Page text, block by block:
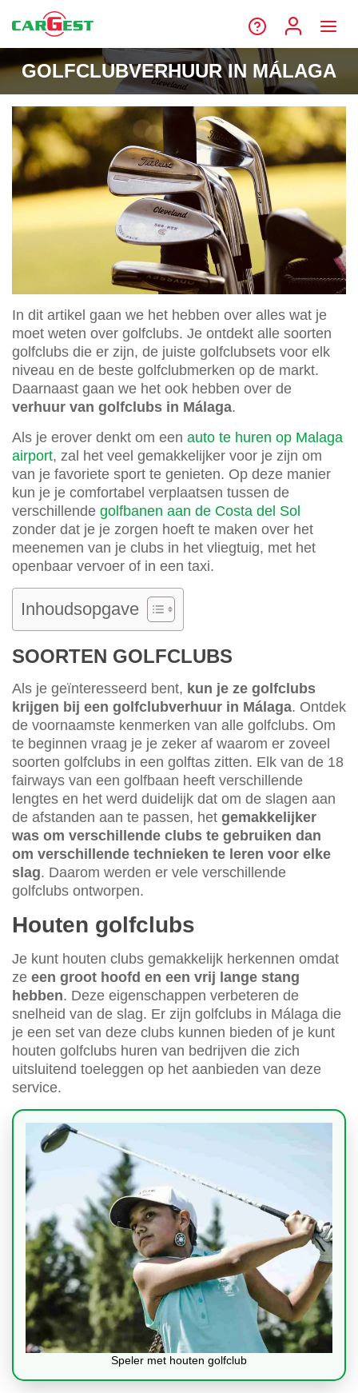
GOLFCLUBVERHUUR IN MÁLAGA
In dit artikel gaan we het hebben over alles wat je
moet weten over golfclubs. Je ontdekt alle soorten
golfclubs die er zijn, de juiste golfclubsets voor elk
niveau en de beste golfclubmerken op de markt.
Daarnaast gaan we het ook hebben over de
verhuur van golfclubs in Málaga.
Als je erover denkt om een auto te huren op Malaga
airport, zal het veel gemakkelijker voor je zijn om
van je favoriete sport te genieten. Op deze manier
kun je je comfortabel verplaatsen tussen de
verschillende golfbanen aan de Costa del Sol
zonder dat je je zorgen hoeft te maken over het
meenemen van je clubs in het vliegtuig, met het
openbaar vervoer of in een taxi.
Inhoudsopgave
SOORTEN GOLFCLUBS
Als je geïnteresseerd bent, kun je ze golfclubs
krijgen bij een golfclubverhuur in Málaga. Ontdek
de voornaamste kenmerken van alle golfclubs. Om
te beginnen vraag je je zeker af waarom er zoveel
soorten golfclubs in een golftas zitten. Elk van de 18
fairways van een golfbaan heeft verschillende
lengtes en het werd duidelijk dat om de slagen aan
de afstanden aan te passen, het gemakkelijker
was om verschillende clubs te gebruiken dan
om verschillende technieken te leren voor elke
slag. Daarom werden er vele verschillende
golfclubs ontworpen.
Houten golfclubs
Je kunt houten clubs gemakkelijk herkennen omdat
ze een groot hoofd en een vrij lange stang
hebben. Deze eigenschappen verbeteren de
snelheid van de slag. Er zijn golfclubs in Málaga die
je een set van deze clubs kunnen bieden of je kunt
houten golfclubs huren van bedrijven die zich
uitsluitend toeleggen op het aanbieden van deze
service.
Speler met houten golfclub